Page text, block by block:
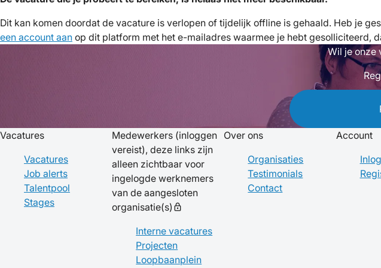
Dit kan komen doordat de vacature is verlopen of tijdelijk offline is gehaald. Heb je
een account aan op dit platform met het e-mailadres waarmee je hebt gesolliciteerd,
Wil je onze
Vacatures
Vacatures
Job alerts
Talentpool
Stages
Medewerkers (inloggen
vereist), deze links zijn
alleen zichtbaar voor
ingelogde werknemers
van de aangesloten
organisatie(s) lock
Interne vacatures
Projecten
Loopbaanplein
Over ons
Organisaties
Testimonials
Contact
Account